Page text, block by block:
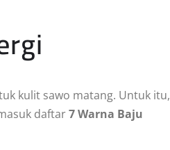
kulit sawo matang. Untuk itu,
daftar7 Warna Baju